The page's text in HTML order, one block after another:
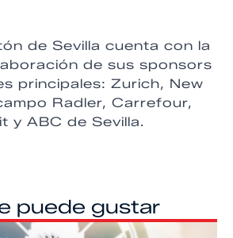
de Sevilla cuenta con la
de sus sponsors
principales: Zurich, New
Radler, Carrefour,
y ABC de Sevilla.
puede gustar